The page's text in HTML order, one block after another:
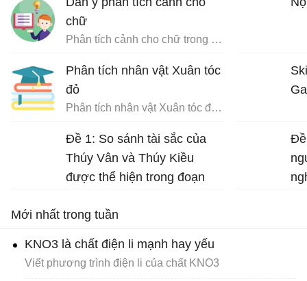
chữ
Phân tích cảnh cho chữ trong Chữ người tử tù
Phân tích nhân vật Xuân tóc
đỏ
Phân tích nhân vật Xuân tóc đỏ trong Hạnh phúc của một tang gia
Đề 1: So sánh tài sắc của
Thúy Vân và Thúy Kiều
được thể hiện trong đoạn
nga… đi về mặc ai”.
Đề
Mới nhất trong tuần
KNO3 là chất điện li mạnh hay yếu
Viết phương trình điện li của chất KNO3